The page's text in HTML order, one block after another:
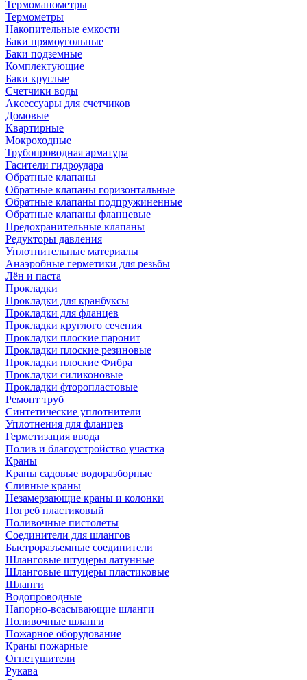
Термоманометры
Термометры
Накопительные емкости
Баки прямоугольные
Баки подземные
Комплектующие
Баки круглые
Счетчики воды
Аксессуары для счетчиков
Домовые
Квартирные
Мокроходные
Трубопроводная арматура
Гасители гидроудара
Обратные клапаны
Обратные клапаны горизонтальные
Обратные клапаны подпружиненные
Обратные клапаны фланцевые
Предохранительные клапаны
Редукторы давления
Уплотнительные материалы
Анаэробные герметики для резьбы
Лён и паста
Прокладки
Прокладки для кранбуксы
Прокладки для фланцев
Прокладки круглого сечения
Прокладки плоские паронит
Прокладки плоские резиновые
Прокладки плоские Фибра
Прокладки силиконовые
Прокладки фторопластовые
Ремонт труб
Синтетические уплотнители
Уплотнения для фланцев
Герметизация ввода
Полив и благоустройство участка
Краны
Краны садовые водоразборные
Сливные краны
Незамерзающие краны и колонки
Погреб пластиковый
Поливочные пистолеты
Соединители для шлангов
Быстроразъемные соединители
Шланговые штуцеры латунные
Шланговые штуцеры пластиковые
Шланги
Водопроводные
Напорно-всасывающие шланги
Поливочные шланги
Пожарное оборудование
Краны пожарные
Огнетушители
Рукава